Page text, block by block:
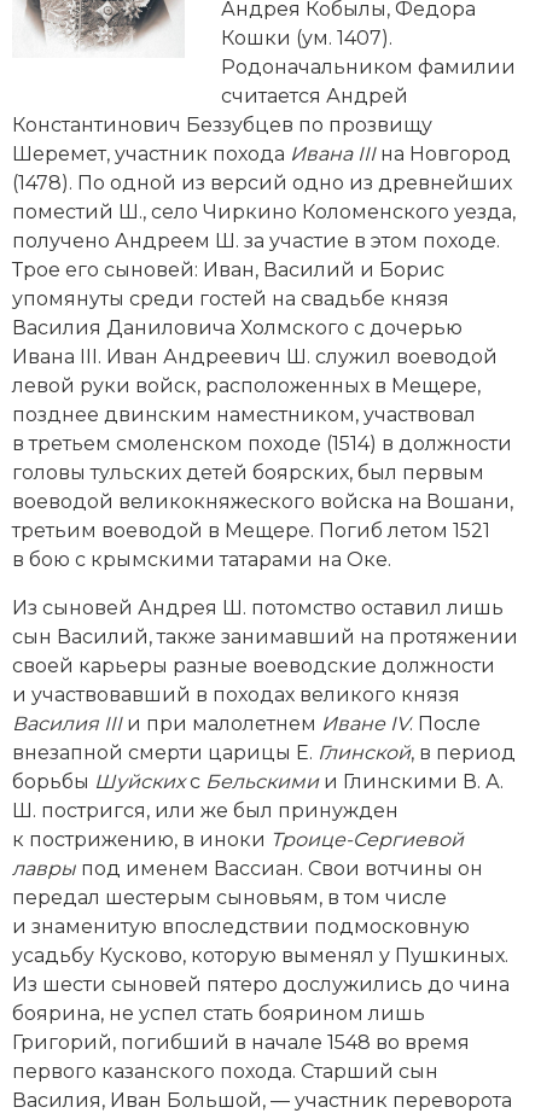
Генеалогия, геральдика
Государство и право
Империи
Историческая география и топонимика
История материальной и духовной культуры
История международных отношений
История, философия, теория и методология
исторического знания
Итория международных отношений
Латинская Америка
Новая история
Новейшая история
Нумизматика
Образование
Общественные объединения и организации
Политическая история
Революции и народные движения
Религия и церковь
Россия
Северная Америка
Социально-экономическая история
Андрея Кобылы, Федора
Кошки (ум. 1407).
Родоначальником фамилии
считается Андрей
Константинович Беззубцев по прозвищу
Шеремет, участник похода Ивана IIIна Новгород
(1478). По одной из версий одно из древнейших
поместий Ш., село Чиркино Коломенского уезда,
получено Андреем Ш. за участие в этом походе.
Трое его сыновей: Иван, Василий и Борис
упомянуты среди гостей на свадьбе князя
Василия Даниловича Холмского с дочерью
Ивана III. Иван Андреевич Ш. служил воеводой
левой руки вой­ск, расположенных в Мещере,
позднее двинским наместником, участвовал
в третьем смоленском походе (1514) в должности
головы тульских детей боярских, был первым
воеводой великокняжеского вой­ска на Вошани,
третьим воеводой в Мещере. Погиб летом 1521
в бою с крымскими татарами на Оке.
Из сыновей Андрея Ш. потомство оставил лишь
сын Василий, также занимавший на протяжении
своей карьеры разные воеводские должности
и участвовавший в походах великого князя
Василия IIIи при малолетнем Иване IV. После
внезапной смерти царицы Е. Глинской, в период
борьбы Шуйскихс Бельскимии Глинскими В. А.
Ш. постригся, или же был принужден
к пострижению, в иноки Троице-Сер­гиевой
лавры под именем Вассиан. Свои вотчины он
передал шестерым сыновьям, в том числе
и знаменитую впоследствии подмосковную
усадьбу Кусково, которую выменял у Пушкиных.
Из шести сыновей пятеро дослужились до чина
боярина, не успел стать боярином лишь
Григорий, погибший в начале 1548 во время
первого казанского похода. Старший сын
Василия, Иван Большой, — участник переворота